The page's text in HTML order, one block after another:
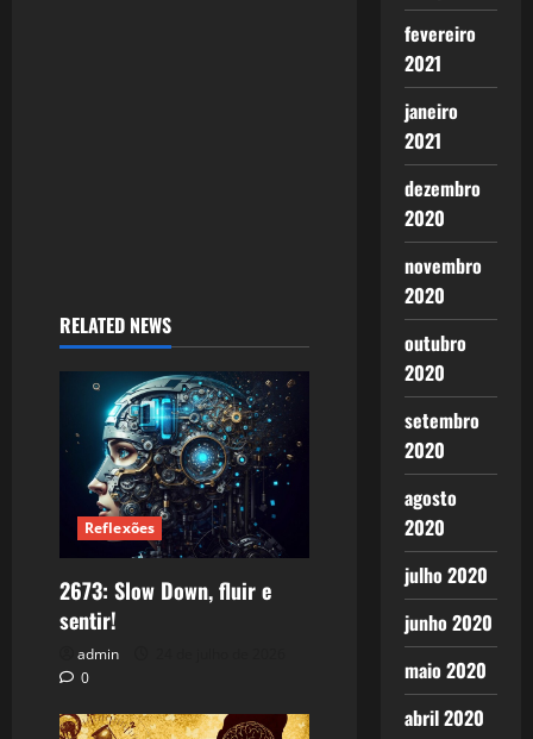
RELATED NEWS
Reflexões
2673: Slow Down, fluir e
sentir!
admin
0
fevereiro
2021
janeiro
2021
dezembro
2020
novembro
2020
outubro
2020
setembro
2020
agosto
2020
julho 2020
junho 2020
maio 2020
abril 2020